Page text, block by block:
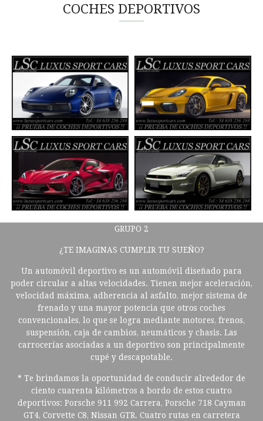
COCHES DEPORTIVOS
GRUPO 2
¿TE IMAGINAS CUMPLIR TU SUEÑO?
Un automóvil deportivo es un automóvil diseñado para
poder circular a altas velocidades. Tienen mejor aceleración,
velocidad máxima, adherencia al asfalto, mejor sistema de
frenado y una mayor potencia que otros coches
convencionales, lo que se logra mediante motores, frenos,
suspensión, caja de cambios, neumáticos y chasis. Las
carrocerías asociadas a un deportivo son principalmente
cupé y descapotable.
* Te brindamos la oportunidad de conducir alrededor de
ciento cuarenta kilómetros a bordo de estos cuatro
deportivos: Porsche 911 992 Carrera, Porsche 718 Cayman
GT4, Corvette C8, Nissan GTR. Cuatro rutas en carretera